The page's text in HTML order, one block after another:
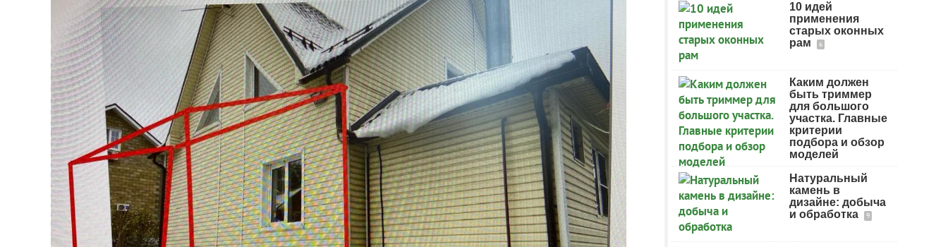
10 идей
применения
старых оконных
рам
6
Каким должен
быть триммер
для большого
участка. Главные
критерии
подбора и обзор
моделей
Натуральный
камень в
дизайне: добыча
и обработка
9